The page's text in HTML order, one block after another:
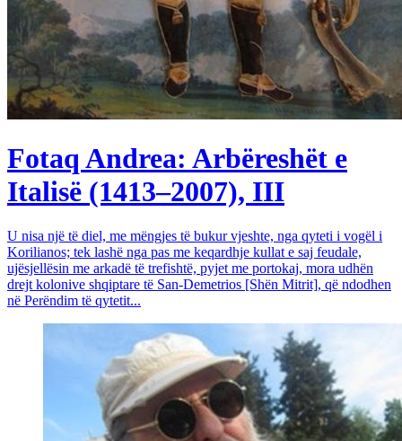
Fotaq Andrea: Arbëreshët e
Italisë (1413–2007), III
U nisa një të diel, me mëngjes të bukur vjeshte, nga qyteti i vogël i
Korilianos; tek lashë nga pas me keqardhje kullat e saj feudale,
ujësjellësin me arkadë të trefishtë, pyjet me portokaj, mora udhën
drejt kolonive shqiptare të San-Demetrios [Shën Mitrit], që ndodhen
në Perëndim të qytetit...